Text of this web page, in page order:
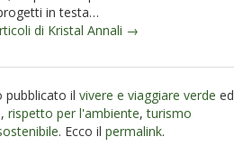
in testa…
di Kristal Annali →
il vivere e viaggiare verde ed
, rispetto per l'ambiente,turismo
. Ecco il permalink.